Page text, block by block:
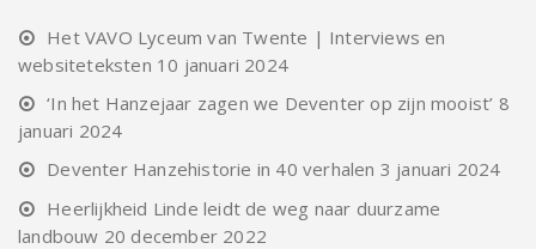
Het VAVO Lyceum van Twente | Interviews en
websiteteksten 10 januari 2024
‘In het Hanzejaar zagen we Deventer op zijn mooist’ 8
januari 2024
Deventer Hanzehistorie in 40 verhalen 3 januari 2024
Heerlijkheid Linde leidt de weg naar duurzame
landbouw 20 december 2022